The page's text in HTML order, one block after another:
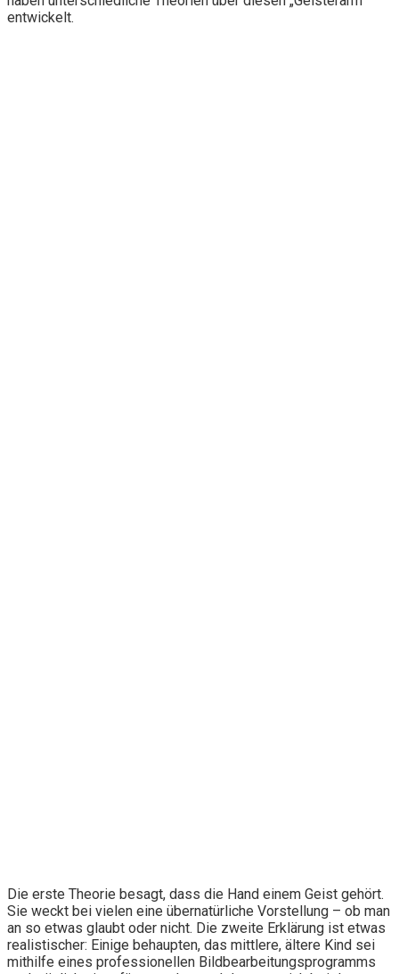
entwickelt.
Die erste Theorie besagt, dass die Hand einem Geist gehört.
Sie weckt bei vielen eine übernatürliche Vorstellung – ob man
an so etwas glaubt oder nicht. Die zweite Erklärung ist etwas
realistischer: Einige behaupten, das mittlere, ältere Kind sei
mithilfe eines professionellen Bildbearbeitungsprogramms